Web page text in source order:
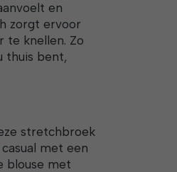
en
zorgt ervoor
te knellen. Zo
thuis bent,
stretchbroek
met een
blouse met